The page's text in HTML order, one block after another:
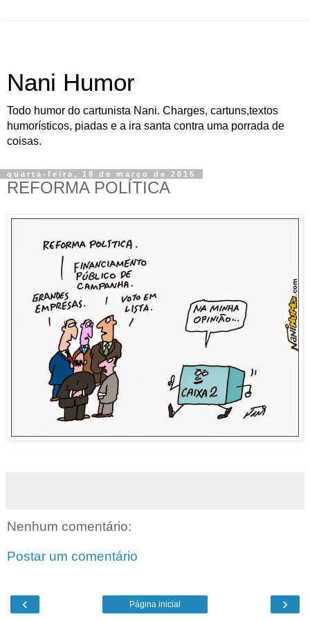
Nani Humor
Todo humor do cartunista Nani. Charges, cartuns,textos
humorísticos, piadas e a ira santa contra uma porrada de
coisas.
quarta-feira, 18 de março de 2015
REFORMA POLÍTICA
Nenhum comentário:
Postar um comentário
‹ ›
Página inicial